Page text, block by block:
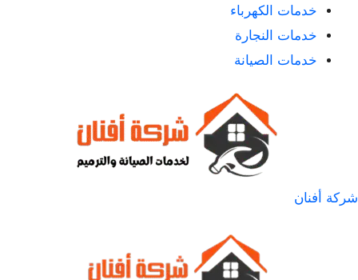
خدمات الكهرباء
خدمات النجارة
خدمات الصيانة
شركة أفنان